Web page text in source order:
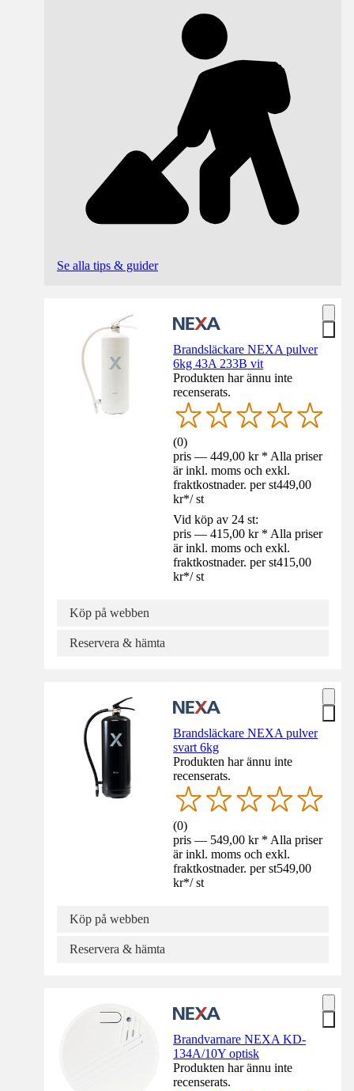
Se alla tips & guider
Brandsläckare NEXA pulver
6kg 43A 233B vit
Produkten har ännu inte
recenserats.
(0)
pris — 449,00 kr * Alla priser
är inkl. moms och exkl.
fraktkostnader. per st449,00
kr*/ st
Vid köp av 24 st:
pris — 415,00 kr * Alla priser
är inkl. moms och exkl.
fraktkostnader. per st415,00
kr*/ st
Köp på webben
Reservera & hämta
Brandsläckare NEXA pulver
svart 6kg
Produkten har ännu inte
recenserats.
(0)
pris — 549,00 kr * Alla priser
är inkl. moms och exkl.
fraktkostnader. per st549,00
kr*/ st
Köp på webben
Reservera & hämta
Brandvarnare NEXA KD-
134A/10Y optisk
Produkten har ännu inte
recenserats.